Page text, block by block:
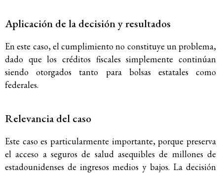
Aplicación de la decisión y resultados
En este caso, el cumplimiento no constituye un problema,
dado que los créditos fiscales simplemente continúan
siendo otorgados tanto para bolsas estatales como
federales.
Relevancia del caso
Este caso es particularmente importante, porque preserva
el acceso a seguros de salud asequibles de millones de
estadounidenses de ingresos medios y bajos. La decisión